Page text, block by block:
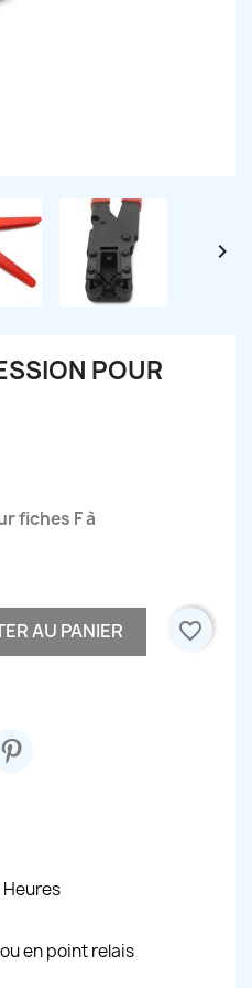

POUR
fiches F à
AU PANIER favorite_border
en point relais